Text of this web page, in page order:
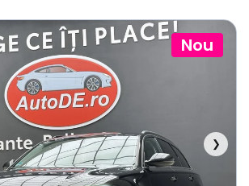
Nou
❯